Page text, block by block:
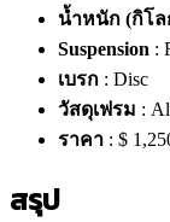
น้ำหนัก (กิโ
Suspension :
เบรก : Disc
วัสดุเฟรม :
ราคา : $
สรุป